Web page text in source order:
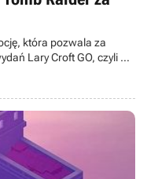
która pozwala za
Lary Croft GO, czyli gry
do cyklu Tomb